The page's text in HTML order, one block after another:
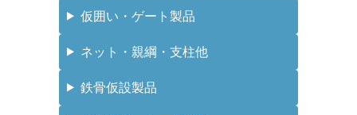
仮囲い・ゲート製品
ネット・親綱・支柱他
鉄骨仮設製品